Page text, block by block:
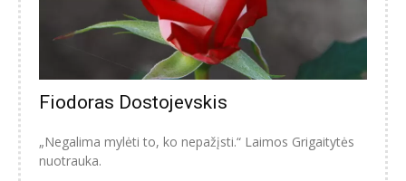
Fiodoras Dostojevskis
„Negalima mylėti to, ko nepažįsti.“ Laimos Grigaitytės
nuotrauka.